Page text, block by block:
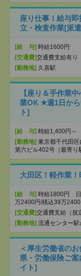
座り仕事！給与
立・検査作業[派
[給 与] 時給1600円
[交通費]交通費支給有り
[勤務地] 久喜駅
【座り＆手作業
業OK ★週1日か
ト]
[給 与] 時給1,400円～
[勤務地] 東京都千代田
第六ビル402号（最寄り
大田区！軽作業
[給 与] 時給1800円 日
万2400円/残込39万2400
[交通費]交通費支給（規
[勤務地] 流通センター駅
＜厚生労働省の
県・労働保険ご
イト]